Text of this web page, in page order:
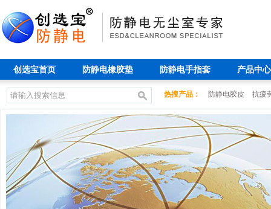
创选宝首页 防静电橡胶垫 防静电手指套 产品中心
热搜产品： 防静电胶皮 抗疲